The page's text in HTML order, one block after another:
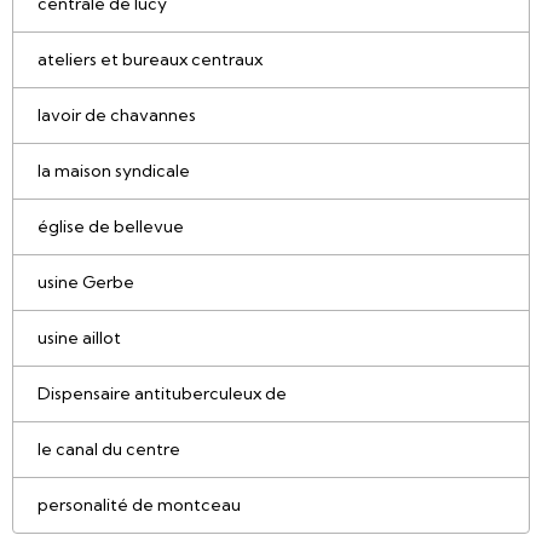
ateliers et bureaux centraux
lavoir de chavannes
la maison syndicale
église de bellevue
usine Gerbe
usine aillot
Dispensaire antituberculeux de
le canal du centre
personalité de montceau